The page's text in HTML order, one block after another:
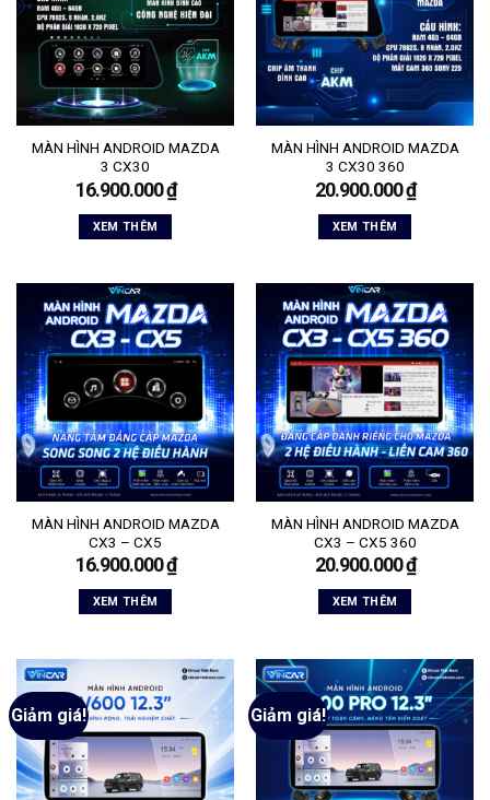
MÀN HÌNH ANDROID MAZDA
3 CX30
16.900.000₫
XEM THÊM
MÀN HÌNH ANDROID MAZDA
3 CX30 360
20.900.000₫
XEM THÊM
MÀN HÌNH ANDROID MAZDA
CX3 – CX5
16.900.000₫
XEM THÊM
MÀN HÌNH ANDROID MAZDA
CX3 – CX5 360
20.900.000₫
XEM THÊM
Giảm giá! Giảm giá!